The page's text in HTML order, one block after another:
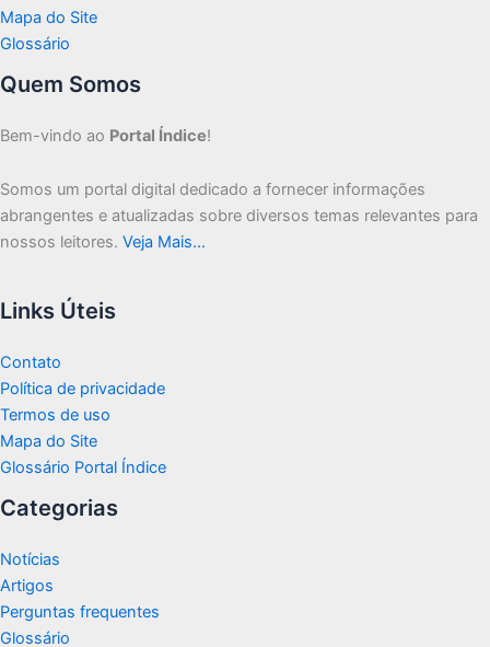
Mapa do Site
Glossário
Quem Somos
Bem-vindo ao Portal Índice!
Somos um portal digital dedicado a fornecer informações
abrangentes e atualizadas sobre diversos temas relevantes para
nossos leitores. Veja Mais…
Links Úteis
Contato
Política de privacidade
Termos de uso
Mapa do Site
Glossário Portal Índice
Categorias
Notícias
Artigos
Perguntas frequentes
Glossário